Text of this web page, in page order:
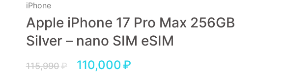
iPhone
Apple iPhone 17 Pro Max 256GB
Silver – nano SIM eSIM
115,990₽ 110,000₽